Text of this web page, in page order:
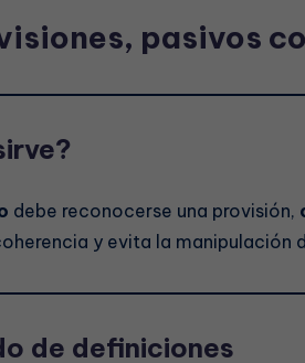
pasivos
debe reconocerse una provisión,
y evita la manipulación
de definiciones